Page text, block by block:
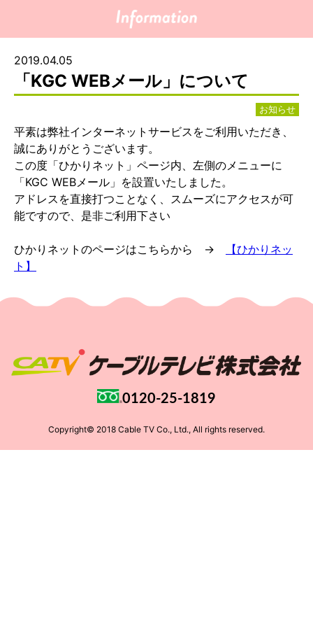
2019.04.05
「KGC WEBメール」について
お知らせ
平素は弊社インターネットサービスをご利用いただき、
誠にありがとうございます。
この度「ひかりネット」ページ内、左側のメニューに
「KGC WEBメール」を設置いたしました。
アドレスを直接打つことなく、スムーズにアクセスが可
能ですので、是非ご利用下さい
ひかりネットのページはこちらから →
【ひかりネッ
ト】
0120-25-1819
Copyright© 2018 Cable TV Co., Ltd., All rights reserved.